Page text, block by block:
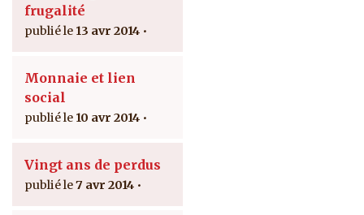
frugalité
13 avr 2014
Monnaie et lien
social
10 avr 2014
Vingt ans de perdus
7 avr 2014